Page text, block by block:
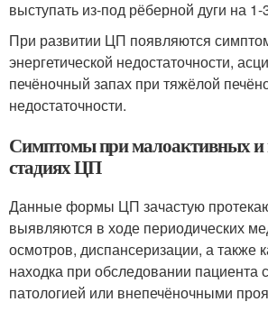
выступать из-под рёберной дуги на 1-
При развитии ЦП появляются
энергетической недостаточности,
печёночный запах при тяжёлой
недостаточности.
Симптомы при малоактивных
стадиях ЦП
Данные формы ЦП зачастую
выявляются в ходе периодических
осмотров, диспансеризации, а также
находка при обследовании пациента
патологией или внепечёночными